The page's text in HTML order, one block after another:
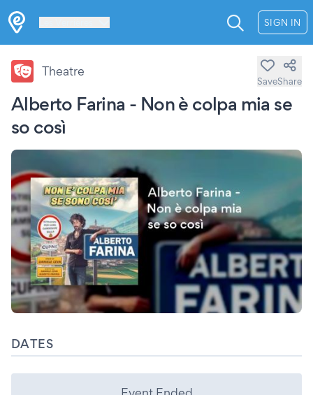
SIGN IN
Alberto Farina - Non è colpa mia se
so così
Theatre
SaveShare
DATES